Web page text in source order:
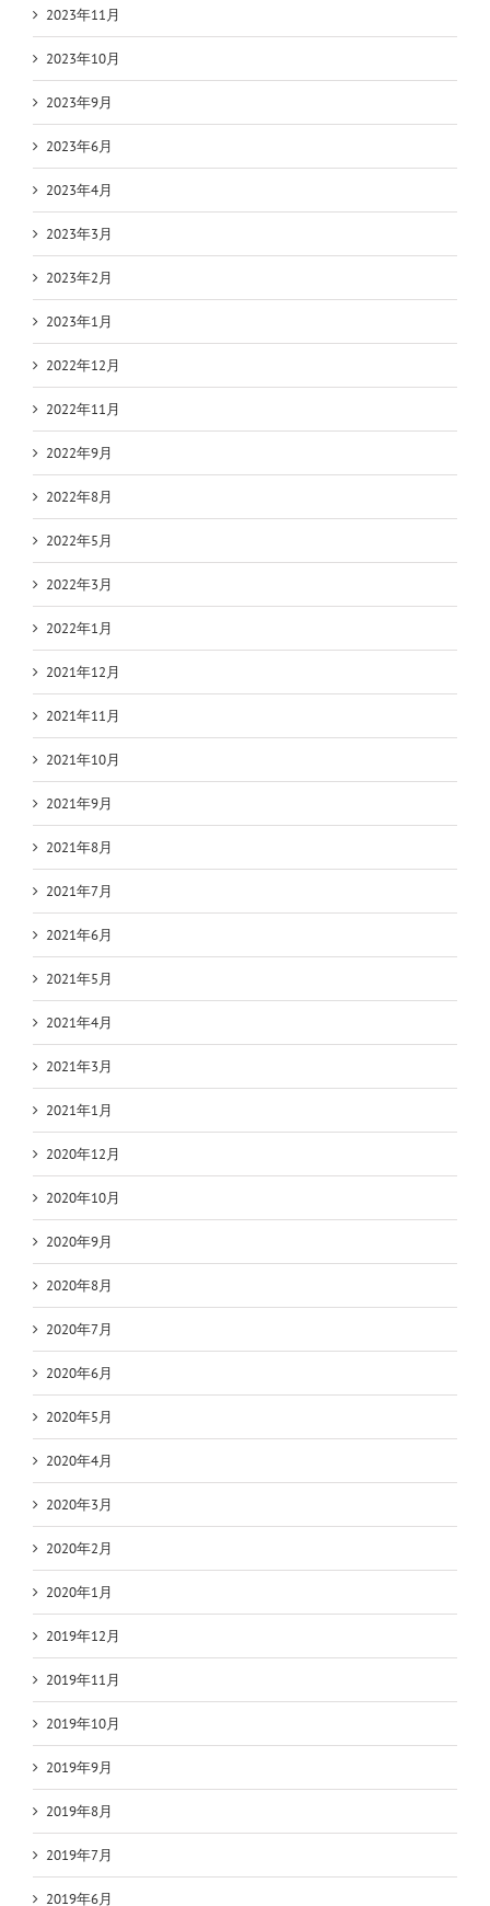
2023年11月
2023年10月
2023年9月
2023年6月
2023年4月
2023年3月
2023年2月
2023年1月
2022年12月
2022年11月
2022年9月
2022年8月
2022年5月
2022年3月
2022年1月
2021年12月
2021年11月
2021年10月
2021年9月
2021年8月
2021年7月
2021年6月
2021年5月
2021年4月
2021年3月
2021年1月
2020年12月
2020年10月
2020年9月
2020年8月
2020年7月
2020年6月
2020年5月
2020年4月
2020年3月
2020年2月
2020年1月
2019年12月
2019年11月
2019年10月
2019年9月
2019年8月
2019年7月
2019年6月